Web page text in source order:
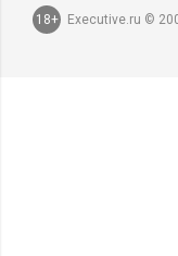
18+
Executive.ru ©